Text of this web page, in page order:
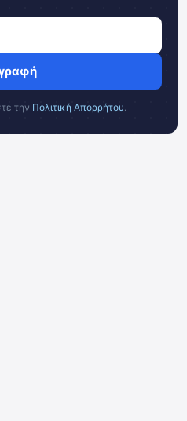
την Πολιτική Απορρήτου.